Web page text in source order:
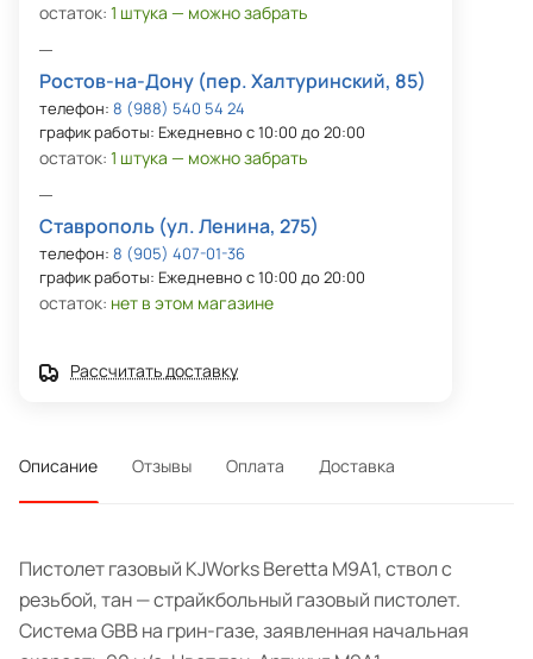
остаток: 1 штука — можно забрать
Ростов-на-Дону (пер. Халтуринский, 85)
телефон: 8 (988) 540 54 24
график работы: Ежедневно с 10:00 до 20:00
остаток: 1 штука — можно забрать
Ставрополь (ул. Ленина, 275)
телефон: 8 (905) 407-01-36
график работы: Ежедневно с 10:00 до 20:00
остаток: нет в этом магазине
Рассчитать доставку
Описание Отзывы Оплата Доставка
Пистолет газовый KJWorks Beretta M9A1, ствол с
резьбой, тан — страйкбольный газовый пистолет.
Система GBB на грин-газе, заявленная начальная